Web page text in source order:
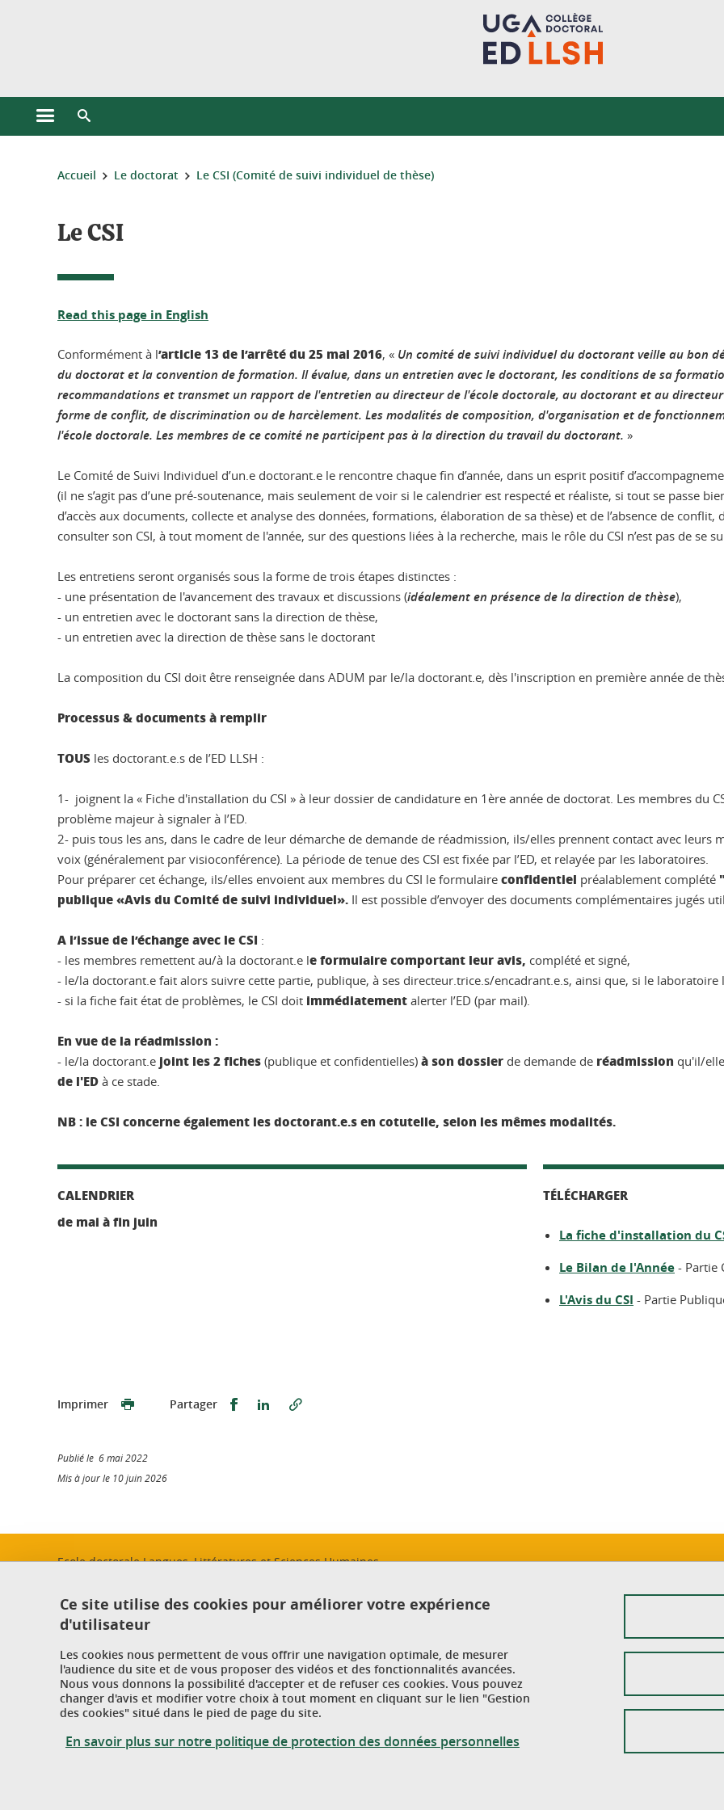
Ouvrir le menu principal
Vous êtes ici :
Accueil Le doctorat Le CSI (Comité de suivi individuel de thèse)
Le CSI
Read this page in English
Conformément à l’article 13 de l’arrêté du 25 mai 2016, « Un comité de suivi individuel du doctorant veille au bon
du doctorat et la convention de formation. Il évalue, dans un entretien avec le doctorant, les conditions de sa
recommandations et transmet un rapport de l'entretien au directeur de l'école doctorale, au doctorant et au
forme de conflit, de discrimination ou de harcèlement. Les modalités de composition, d'organisation et de
l'école doctorale. Les membres de ce comité ne participent pas à la direction du travail du doctorant. »
Le Comité de Suivi Individuel d’un.e doctorant.e le rencontre chaque fin d’année, dans un esprit positif
(il ne s’agit pas d’une pré-soutenance, mais seulement de voir si le calendrier est respecté et réaliste, si tout se passe
d’accès aux documents, collecte et analyse des données, formations, élaboration de sa thèse) et de l’absence de
consulter son CSI, à tout moment de l'année, sur des questions liées à la recherche, mais le rôle du CSI n’est pas de se
Les entretiens seront organisés sous la forme de trois étapes distinctes :
- une présentation de l'avancement des travaux et discussions (idéalement en présence de la direction de thèse),
- un entretien avec le doctorant sans la direction de thèse,
- un entretien avec la direction de thèse sans le doctorant
La composition du CSI doit être renseignée dans ADUM par le/la doctorant.e, dès l'inscription en première année de
Processus & documents à remplir
TOUS les doctorant.e.s de l’ED LLSH :
1- joignent la « Fiche d'installation du CSI » à leur dossier de candidature en 1ère année de doctorat. Les membres du
problème majeur à signaler à l’ED.
2- puis tous les ans, dans le cadre de leur démarche de demande de réadmission, ils/elles prennent contact avec leurs
voix (généralement par visioconférence). La période de tenue des CSI est fixée par l’ED, et relayée par les laboratoires.
Pour préparer cet échange, ils/elles envoient aux membres du CSI le formulaire confidentiel préalablement complété
publique «Avis du Comité de suivi individuel». Il est possible d’envoyer des documents complémentaires jugés
A l’issue de l’échange avec le CSI :
- les membres remettent au/à la doctorant.e le formulaire comportant leur avis, complété et signé,
- le/la doctorant.e fait alors suivre cette partie, publique, à ses directeur.trice.s/encadrant.e.s, ainsi que, si le
- si la fiche fait état de problèmes, le CSI doit immédiatement alerter l’ED (par mail).
En vue de la réadmission :
- le/la doctorant.e joint les 2 fiches (publique et confidentielles) à son dossier de demande de réadmission qu'il/
de l'ED à ce stade.
NB : le CSI concerne également les doctorant.e.s en cotutelle, selon les mêmes modalités.
CALENDRIER
de mai à fin juin
TÉLÉCHARGER
La fiche d'installation du
Le Bilan de l'Année - Partie
L'Avis du CSI - Partie
Imprimer Partager Partager sur Facebook
Partager sur LinkedIn
Publié le 6 mai 2022
Mis à jour le 10 juin 2026
Ecole doctorale Langues, Littératures et Sciences Humaines
Données personnelles
Gestion des cookies
Ce site utilise des cookies pour améliorer votre expérience
d'utilisateur
Les cookies nous permettent de vous offrir une navigation optimale, de mesurer
l'audience du site et de vous proposer des vidéos et des fonctionnalités avancées.
Nous vous donnons la possibilité d'accepter et de refuser ces cookies. Vous pouvez
changer d'avis et modifier votre choix à tout moment en cliquant sur le lien "Gestion
des cookies" situé dans le pied de page du site.
En savoir plus sur notre politique de protection des données personnelles